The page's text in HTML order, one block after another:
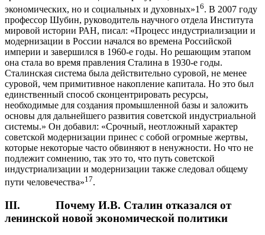
экономических, но и социальных и духовных»1 6. В 2007 году
профессор Шубин, руководитель научного отдела Института
мировой истории РАН, писал: «Процесс индустриализации и
модернизации в России начался во времена Российской
империи и завершился в 1960-е годы. Но решающим этапом
она стала во время правления Сталина в 1930-е годы.
Сталинская система была действительно суровой, не менее
суровой, чем примитивное накопление капитала. Но это был
единственный способ сконцентрировать ресурсы,
необходимые для создания промышленной базы и заложить
основы для дальнейшего развития советской индустриальной
системы.» Он добавил: «Срочный, неотложный характер
советской модернизации принес с собой огромные жертвы,
которые некоторые часто обвиняют в ненужности. Но что не
подлежит сомнению, так это то, что путь советской
индустриализации и модернизации также следовал общему
пути человечества»17.
III. Почему И.В. Сталин отказался от
ленинской новой экономической политики